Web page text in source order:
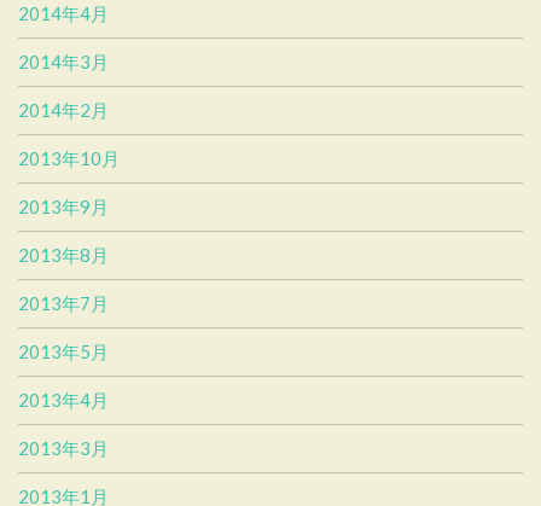
2014年4月
2014年3月
2014年2月
2013年10月
2013年9月
2013年8月
2013年7月
2013年5月
2013年4月
2013年3月
2013年1月